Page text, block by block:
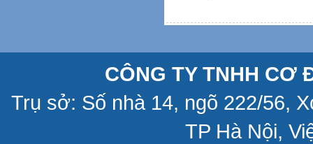
CÔNG TY TNHH CƠ
Trụ sở: Số nhà 14, ngõ 222/56,
TP Hà Nội,